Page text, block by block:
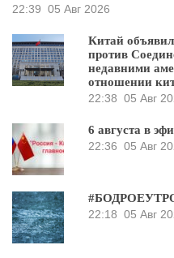
22:39 05 Авг 2026
Китай
против
недавними
отношении
22:38 05 Авг
6 августа в
22:36 05 Авг
22:18 05 Авг